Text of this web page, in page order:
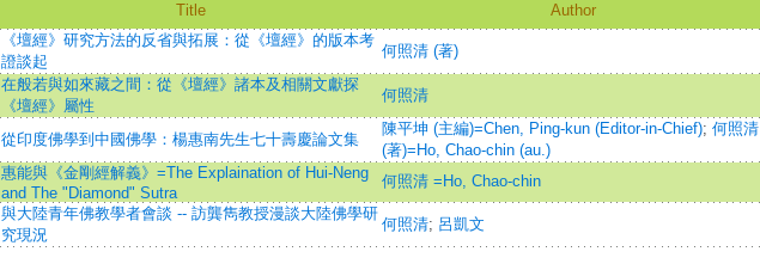
Title Author
《壇經》研究方法的反省與拓展：從《壇經》的版本考
證談起
何照清 (著)
在般若與如來藏之間：從《壇經》諸本及相關文獻探
《壇經》屬性
何照清
從印度佛學到中國佛學：楊惠南先生七十壽慶論文集
陳平坤 (主編)=Chen, Ping-kun (Editor-in-Chief); 何照清
(著)=Ho, Chao-chin (au.)
惠能與《金剛經解義》=The Explaination of Hui-Neng
and The "Diamond" Sutra
何照清 =Ho, Chao-chin
與大陸青年佛教學者會談 -- 訪龔雋教授漫談大陸佛學研
究現況
何照清; 呂凱文